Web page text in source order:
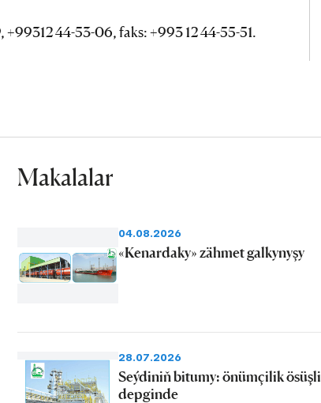
44-53-06, faks: +993 12 44-55-51.
Makalalar
04.08.2026
«Kenardaky» zähmet galkynyşy
28.07.2026
Seýdiniň bitumy: önümçilik ösüşli
depginde